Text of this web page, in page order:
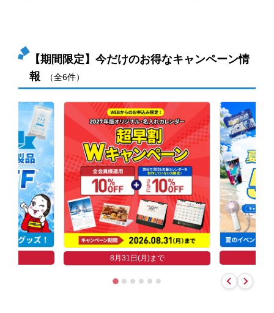
【期間限定】今だけのお得なキャンペーン情
報
（全6件）
8月31日(月)まで